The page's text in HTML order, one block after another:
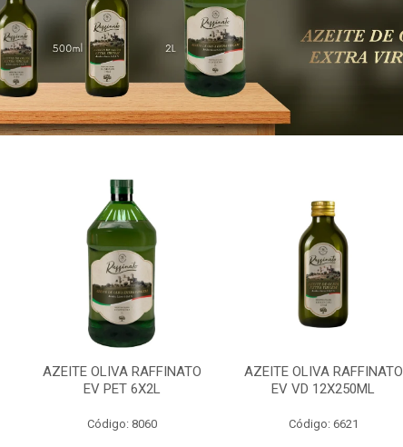
AZEITE OLIVA RAFFINATO
EV PET 6X2L
Código: 8060
AZEITE OLIVA RAFFINATO
EV VD 12X250ML
Código: 6621